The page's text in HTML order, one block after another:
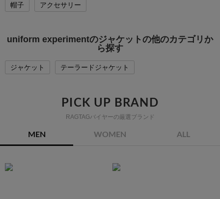
帽子
アクセサリー
uniform experimentのジャケットの他のカテゴリか
ら探す
ジャケット テーラードジャケット
PICK UP BRAND
RAGTAGバイヤーの厳選ブランド
MEN WOMEN ALL